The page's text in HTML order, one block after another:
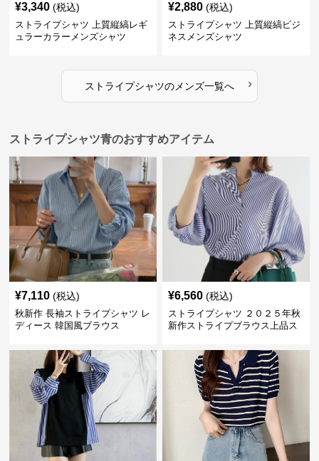
¥3,340 (税込)
ストライプシャツ 上質縦縞レギ
ュラーカラーメンズシャツ
¥2,880 (税込)
ストライプシャツ 上質縦縞ビジ
ネスメンズシャツ
ストライプシャツのメンズ一覧へ ›
ストライプシャツ青のおすすめアイテム
¥7,110 (税込)
秋新作 長袖ストライプシャツ レ
ディース 韓国風ブラウス
¥6,560 (税込)
ストライプシャツ ２０２５年秋
新作ストライプブラウス上品ス